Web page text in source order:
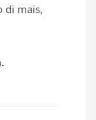
di mais,